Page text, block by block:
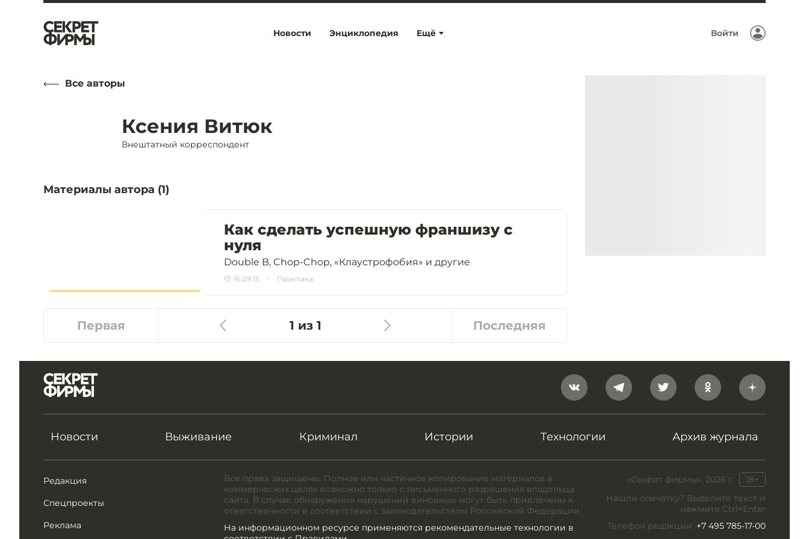
Ещё
Новости Энциклопедия Войти
Все авторы
Ксения Витюк
Внештатный корреспондент
Материалы автора (1)
Как сделать успешную франшизу с
нуля
Double B, Chop-Chop, «Клаустрофобия» и другие
16.09.15 Практика
Первая 1 из 1 Последняя
Новости Выживание Криминал Истории Технологии Архив журнала
Редакция
Спецпроекты
Реклама
«Секрет фирмы», 2026 г.
18+
Нашли опечатку? Выделите текст и
нажмите Ctrl+Enter
Телефон редакции: +7 495 785-17-00
Все права защищены. Полное или частичное копирование материалов в
коммерческих целях возможно только с письменного разрешения владельца
сайта. В случае обнаружения нарушений виновные могут быть привлечены к
ответственности в соответствии с законодательством Российской Федерации.
На информационном ресурсе применяются рекомендательные технологии в